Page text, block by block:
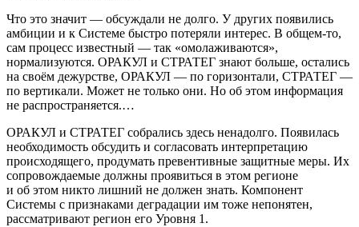
Что это значит — обсуждали не долго. У других появились
амбиции и к Системе быстро потеряли интерес. В общем-то,
сам процесс известный — так «омолаживаются»,
нормализуются. ОРАКУЛ и СТРАТЕГ знают больше, остались
на своём дежурстве, ОРАКУЛ — по горизонтали, СТРАТЕГ —
по вертикали. Может не только они. Но об этом информация
не распространяется.…
ОРАКУЛ и СТРАТЕГ собрались здесь ненадолго. Появилась
необходимость обсудить и согласовать интерпретацию
происходящего, продумать превентивные защитные меры. Их
сопровождаемые должны проявиться в этом регионе
и об этом никто лишний не должен знать. Компонент
Системы с признаками деградации им тоже непонятен,
рассматривают регион его Уровня 1.